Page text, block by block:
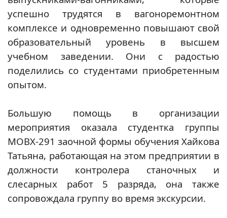
успешно трудятся в вагоноремонтном
комплексе и одновременно повышают свой
образовательный уровень в высшем
учебном заведении. Они с радостью
поделились со студентами приобретенным
опытом.
Большую помощь в организации
мероприятия оказала студентка группы
МОВХ-291 заочной формы обучения Хайкова
Татьяна, работающая на этом предприятии в
должности контролера станочных и
слесарных работ 5 разряда, она также
сопровождала группу во время экскурсии.